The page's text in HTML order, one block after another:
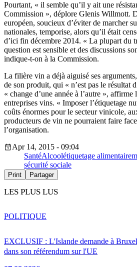
Pourtant, « il semble qu’il y ait une
Commission », déplore Glenis Willmott.
européen, soucieux d’éviter de marcher
nationales, temporise, alors qu’il était
d’ici fin décembre 2014. « La plupart du
question est sensible et des discussions
indique-t-on à la Commission.
La filière vin a déjà aiguisé ses
de son produit, qui « n’est pas le résultat
« change d’une année à l’autre »,
entreprises vins. « Imposer l’étiquetage
coûts énormes pour le secteur vinicole,
producteurs de vin ne pourraient faire
l’organisation.
Apr 14, 2015 - 09:04
SantéAlcoolétiquetage alimentaire
sécurité sociale
Print Partager
LES PLUS LUS
EXCLUSIF : L'Islande demande à
dans son référendum sur l'UE
POLITIQUE